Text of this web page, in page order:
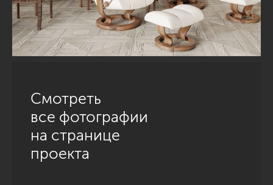
Смотреть
все фотографии
на странице
проекта